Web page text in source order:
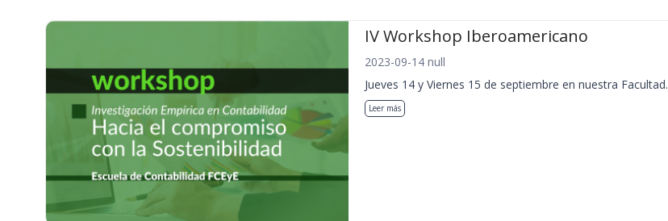
IV Workshop Iberoamericano
2023-09-14 null
Jueves 14 y Viernes 15 de septiembre en nuestra Facultad.
Leer más